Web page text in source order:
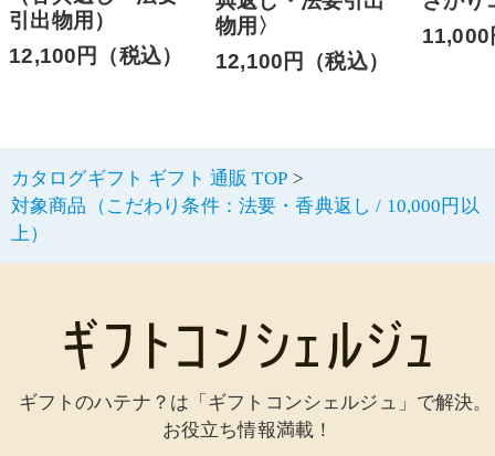
引出物用）
12,100円（税込）
物用〉
12,100円（税込）
11,000
カタログギフト ギフト 通販 TOP
対象商品（こだわり条件：法要・香典返し / 10,000円以
上）
ギフトのハテナ？は「ギフトコンシェルジュ」で解決。
お役立ち情報満載！